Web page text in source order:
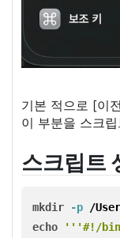
기본 적으로 [이
이 부분을 스크
스크립트
mkdir -p
/
echo
'''#!/